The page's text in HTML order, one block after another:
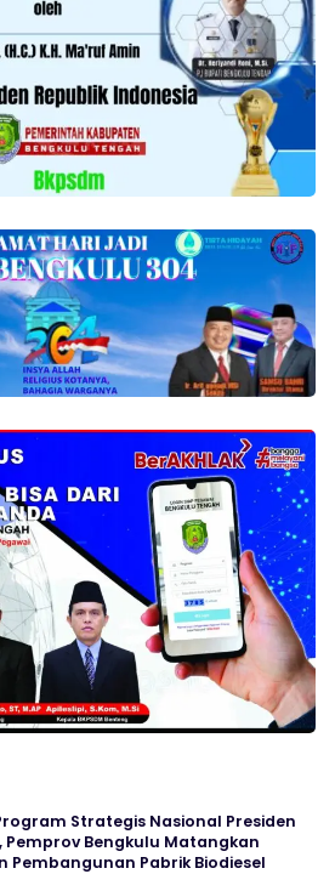
Strategis Nasional Presiden
Pemprov Bengkulu Matangkan
Pembangunan Pabrik Biodiesel